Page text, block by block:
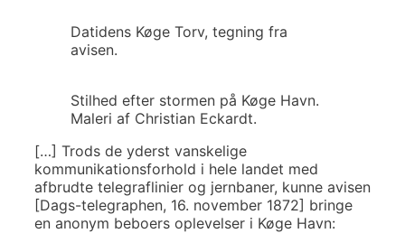
Datidens Køge Torv, tegning fra
avisen.
Stilhed efter stormen på Køge Havn.
Maleri af Christian Eckardt.
[…] Trods de yderst vanskelige
kommunikationsforhold i hele landet med
afbrudte telegraflinier og jernbaner, kunne avisen
[Dags-telegraphen, 16. november 1872] bringe
en anonym beboers oplevelser i Køge Havn: